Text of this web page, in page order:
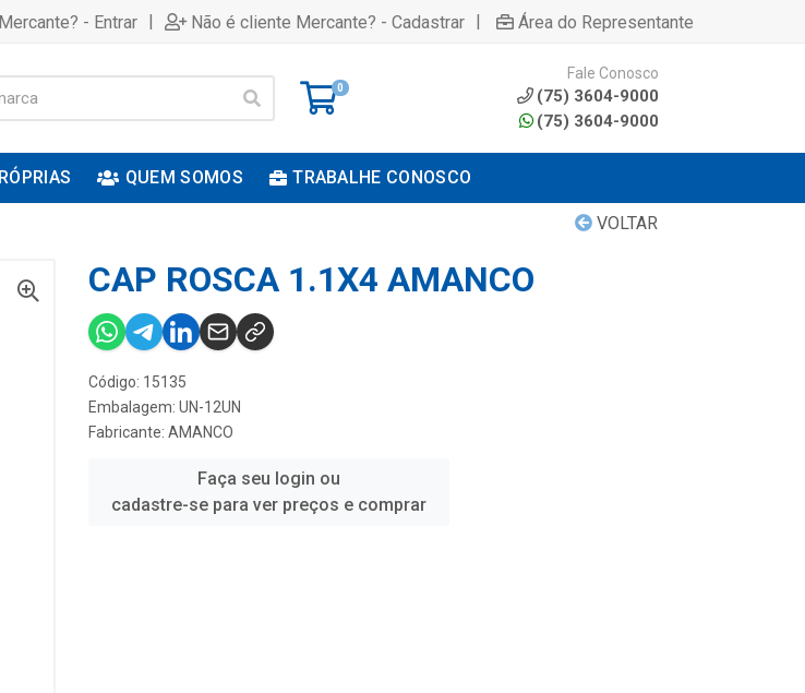
- Entrar | Não é cliente Mercante? - Cadastrar | Área do Representante
0
Fale Conosco
(75) 3604-9000
(75) 3604-9000
QUEM SOMOS TRABALHE CONOSCO
VOLTAR
CAP ROSCA 1.1X4 AMANCO
Código: 15135
Embalagem: UN-12UN
Fabricante: AMANCO
Faça seu login ou
cadastre-se para ver preços e comprar